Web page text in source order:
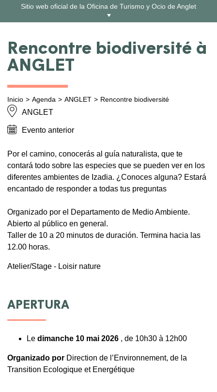
contenido
Sitio web oficial de la Oficina de Turismo y Ocio de Anglet
Rencontre biodiversité à
ANGLET
Inicio Agenda ANGLET Rencontre biodiversité
ANGLET
Evento anterior
Por el camino, conocerás al guía naturalista, que te
contará todo sobre las especies que se pueden ver en los
diferentes ambientes de Izadia. ¿Conoces alguna? Estará
encantado de responder a todas tus preguntas
Organizado por el Departamento de Medio Ambiente.
Abierto al público en general.
Taller de 10 a 20 minutos de duración. Termina hacia las
12.00 horas.
Atelier/Stage - Loisir nature
APERTURA
Le dimanche 10 mai 2026 , de 10h30 à 12h00
Organizado por Direction de l’Environnement, de la
Transition Ecologique et Energétique